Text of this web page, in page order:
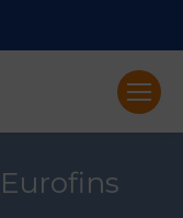
Eurofins